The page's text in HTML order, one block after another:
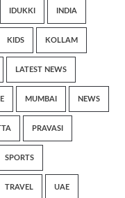
IDUKKI INDIA
KIDS KOLLAM
LATEST NEWS
MUMBAI NEWS
PRAVASI
SPORTS
TRAVEL UAE